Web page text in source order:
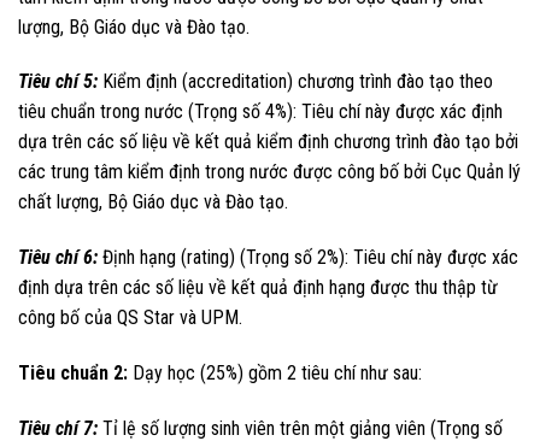
lượng, Bộ Giáo dục và Đào tạo.
Tiêu chí 5: Kiểm định (accreditation) chương trình đào tạo theo
tiêu chuẩn trong nước (Trọng số 4%): Tiêu chí này được xác định
dựa trên các số liệu về kết quả kiểm định chương trình đào tạo bởi
các trung tâm kiểm định trong nước được công bố bởi Cục Quản lý
chất lượng, Bộ Giáo dục và Đào tạo.
Tiêu chí 6: Định hạng (rating) (Trọng số 2%): Tiêu chí này được xác
định dựa trên các số liệu về kết quả định hạng được thu thập từ
công bố của QS Star và UPM.
Tiêu chuẩn 2: Dạy học (25%) gồm 2 tiêu chí như sau:
Tiêu chí 7: Tỉ lệ số lượng sinh viên trên một giảng viên (Trọng số